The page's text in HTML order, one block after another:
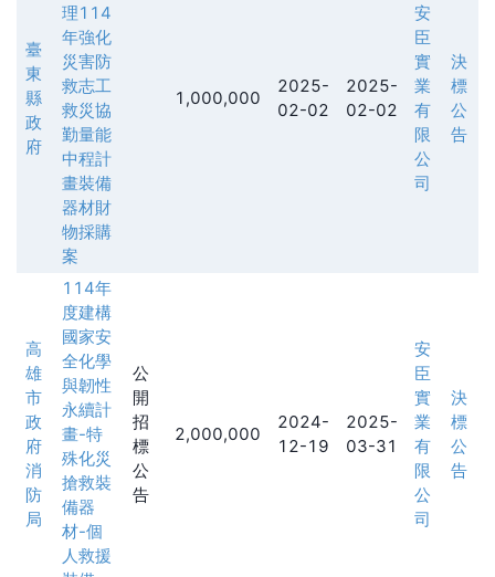
臺
東
縣
政
府
理114
年強化
災害防
救志工
救災協
勤量能
中程計
畫裝備
器材財
物採購
案
1,000,000
2025-
02-02
2025-
02-02
安
臣
實
業
有
限
公
司
決
標
公
告
高
雄
市
政
府
消
防
局
114年
度建構
國家安
全化學
與韌性
永續計
畫-特
殊化災
搶救裝
備器
材-個
人救援
公
開
招
標
公
告
2,000,000
2024-
12-19
2025-
03-31
安
臣
實
業
有
限
公
司
決
標
公
告